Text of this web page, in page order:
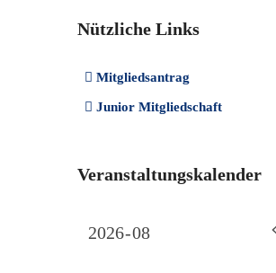
Nützliche Links
Mitgliedsantrag
Junior Mitgliedschaft
Veranstaltungskalender